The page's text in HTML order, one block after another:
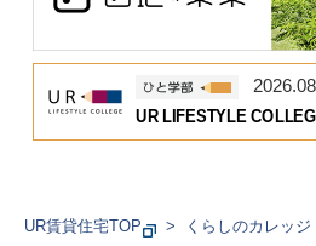
UR LIFESTYLE
UR賃貸住宅TOP くらしのカレッジ